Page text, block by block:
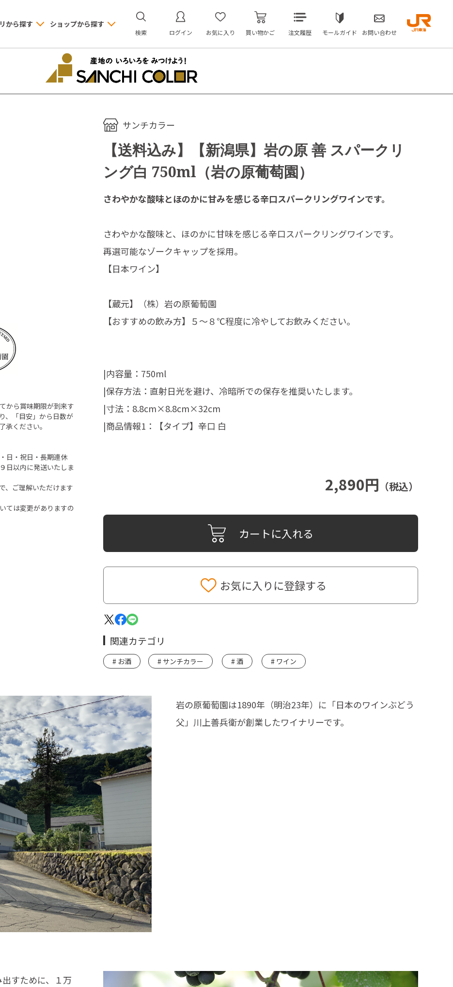
から探す ショップから探す
検索 ログイン お気に入り 買い物かご 注文履歴 モールガイド お問い合わせ
から賞味期限が到来す
、「目安」から日数が
承ください。
日・祝日・長期連休
日以内に発送いたしま
、ご理解いただけます
ては変更がありますの
サンチカラー
【送料込み】【新潟県】岩の原 善 スパークリ
ング白 750ml（岩の原葡萄園）
2,890円 （税込）
カートに入れる
お気に入りに登録する
さわやかな酸味とほのかに甘みを感じる辛口スパークリングワインです。
さわやかな酸味と、ほのかに甘味を感じる辛口スパークリングワインです。
再選可能なゾークキャップを採用。
【日本ワイン】
【蔵元】（株）岩の原葡萄園
【おすすめの飲み方】５～８℃程度に冷やしてお飲みください。
|内容量：750ml
|保存方法：直射日光を避け、冷暗所での保存を推奨いたします。
|寸法：8.8cm×8.8cm×32cm
|商品情報1：【タイプ】辛口 白
関連カテゴリ
お酒 サンチカラー 酒 ワイン
岩の原葡萄園は1890年（明治23年）に「日本のワインぶどう
父」川上善兵衛が創業したワイナリーです。
すために、１万